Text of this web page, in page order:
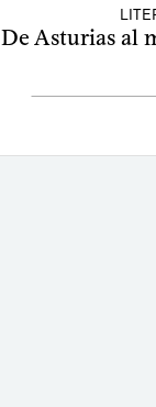
De Asturias al